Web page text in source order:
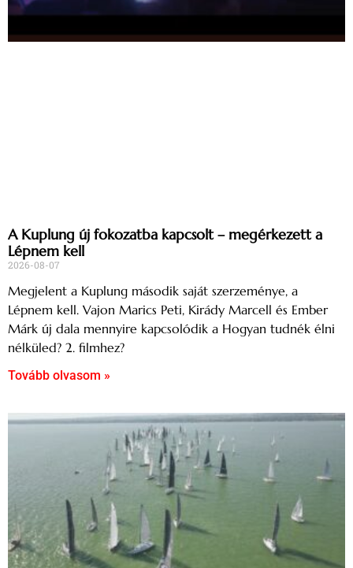
A Kuplung új fokozatba kapcsolt – megérkezett a
Lépnem kell
2026-08-07
Megjelent a Kuplung második saját szerzeménye, a
Lépnem kell. Vajon Marics Peti, Kirády Marcell és Ember
Márk új dala mennyire kapcsolódik a Hogyan tudnék élni
nélküled? 2. filmhez?
Tovább olvasom »